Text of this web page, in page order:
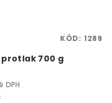
700 g
DPH
KÓD: 1289